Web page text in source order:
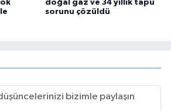
doğal gaz ve 34 yıllık tapu
sorunu çözüldü